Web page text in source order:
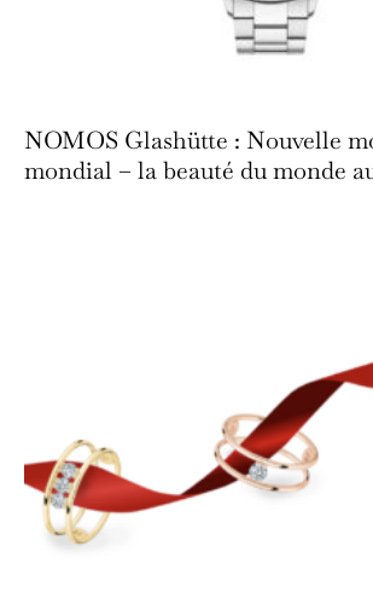
NOMOS Glashütte : Nouvelle
mondial – la beauté du monde